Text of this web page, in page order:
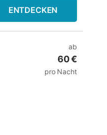
ENTDECKEN
ab
60 €
pro Nacht